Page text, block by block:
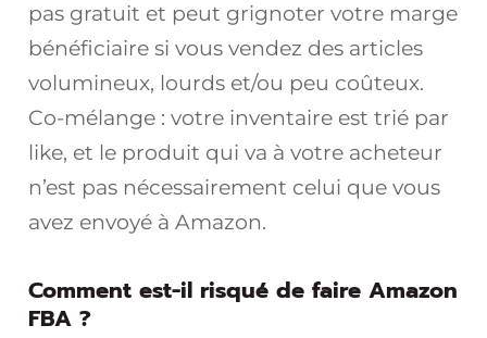
pas gratuit et peut grignoter votre marge
bénéficiaire si vous vendez des articles
volumineux, lourds et/ou peu coûteux.
Co-mélange : votre inventaire est trié par
like, et le produit qui va à votre acheteur
n’est pas nécessairement celui que vous
avez envoyé à Amazon.
Comment est-il risqué de faire Amazon
FBA ?